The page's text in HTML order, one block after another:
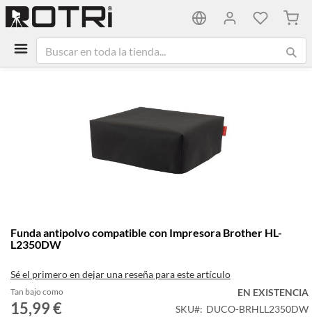
Mi
al
comienzo
la
galería
de
Funda antipolvo compatible con Impresora Brother HL-
L2350DW
Sé el primero en dejar una reseña para este artículo
Tan bajo como
15,99 €
EN EXISTENCIA
SKU
DUCO-BRHLL2350DW